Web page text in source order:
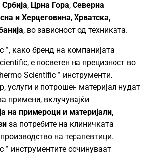
Србија, Црна Гора, Северна
и Херцеговина, Хрватска,
, во зависност од техниката.
како бренд на компанијата
е посветен на прецизност во
Scientific™ инструменти,
услуги и потрошен материјал нудат
примени, вклучувајќи
на примероци и материјали,
за потребите на клиничката
на терапевтици.
инструментите сочинуваат